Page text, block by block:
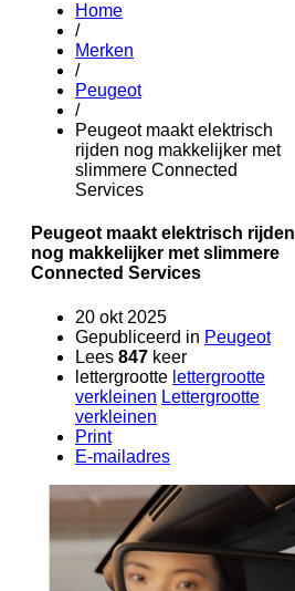
Home
/
Merken
/
Peugeot
/
Peugeot maakt elektrisch
rijden nog makkelijker met
slimmere Connected
Services
Peugeot maakt elektrisch rijden
nog makkelijker met slimmere
Connected Services
20 okt 2025
Gepubliceerd in Peugeot
Lees 847 keer
lettergrootte lettergrootte
verkleinen Lettergrootte
verkleinen
Print
E-mailadres